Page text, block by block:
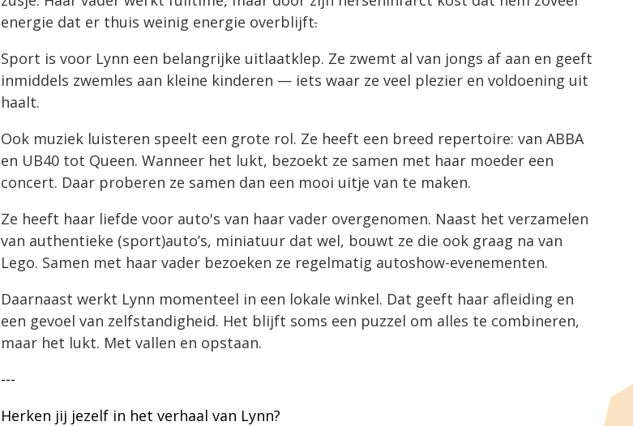
energie dat er thuis weinig energie overblijft.
Sport is voor Lynn een belangrijke uitlaatklep. Ze zwemt al van jongs af aan en geeft
inmiddels zwemles aan kleine kinderen — iets waar ze veel plezier en voldoening uit
haalt.
Ook muziek luisteren speelt een grote rol. Ze heeft een breed repertoire: van ABBA
en UB40 tot Queen. Wanneer het lukt, bezoekt ze samen met haar moeder een
concert. Daar proberen ze samen dan een mooi uitje van te maken.
Ze heeft haar liefde voor auto's van haar vader overgenomen. Naast het verzamelen
van authentieke (sport)auto’s, miniatuur dat wel, bouwt ze die ook graag na van
Lego. Samen met haar vader bezoeken ze regelmatig autoshow-evenementen.
Daarnaast werkt Lynn momenteel in een lokale winkel. Dat geeft haar afleiding en
een gevoel van zelfstandigheid. Het blijft soms een puzzel om alles te combineren,
maar het lukt. Met vallen en opstaan.
---
Herken jij jezelf in het verhaal van Lynn?